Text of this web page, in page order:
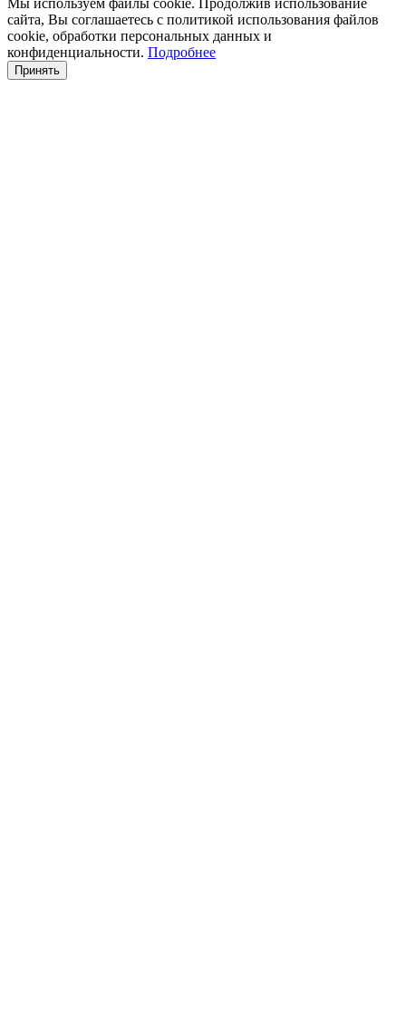
сайта, Вы соглашаетесь с политикой использования файлов
cookie, обработки персональных данных и
конфиденциальности. Подробнее
Принять